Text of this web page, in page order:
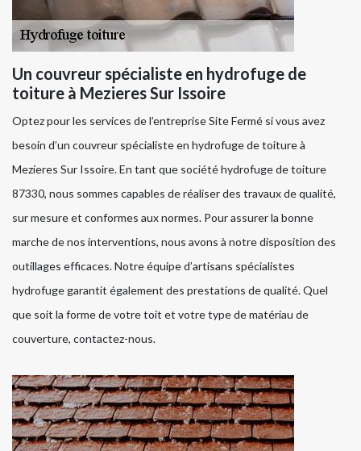
Un couvreur spécialiste en hydrofuge de
toiture à Mezieres Sur Issoire
Optez pour les services de l’entreprise Site Fermé si vous avez
besoin d’un couvreur spécialiste en hydrofuge de toiture à
Mezieres Sur Issoire. En tant que société hydrofuge de toiture
87330, nous sommes capables de réaliser des travaux de qualité,
sur mesure et conformes aux normes. Pour assurer la bonne
marche de nos interventions, nous avons à notre disposition des
outillages efficaces. Notre équipe d’artisans spécialistes
hydrofuge garantit également des prestations de qualité. Quel
que soit la forme de votre toit et votre type de matériau de
couverture, contactez-nous.